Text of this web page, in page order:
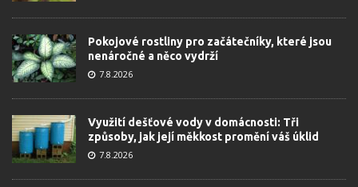
Pokojové rostliny pro začátečníky, které jsou
nenáročné a něco vydrží
7.8.2026
Využití dešťové vody v domácnosti: Tři
způsoby, jak její měkkost promění váš úklid
7.8.2026